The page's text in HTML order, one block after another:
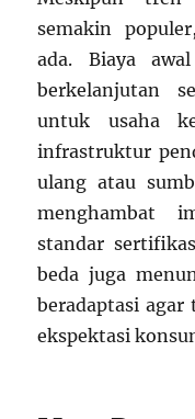
semakin
ada. Biaya
berkelanjutan
untuk usaha
infrastruktur
ulang atau
menghambat
standar
beda juga
beradaptasi
ekspektasi